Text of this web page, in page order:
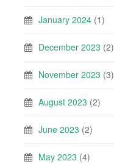
January 2024 (1)
December 2023 (2)
November 2023 (3)
August 2023 (2)
June 2023 (2)
May 2023 (4)